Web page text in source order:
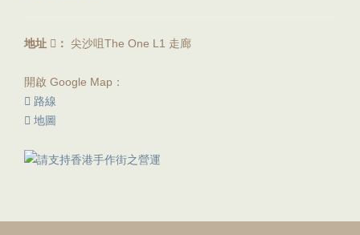
地址 ： 尖沙咀The One L1 走廊
開啟 Google Map：
路線
地圖